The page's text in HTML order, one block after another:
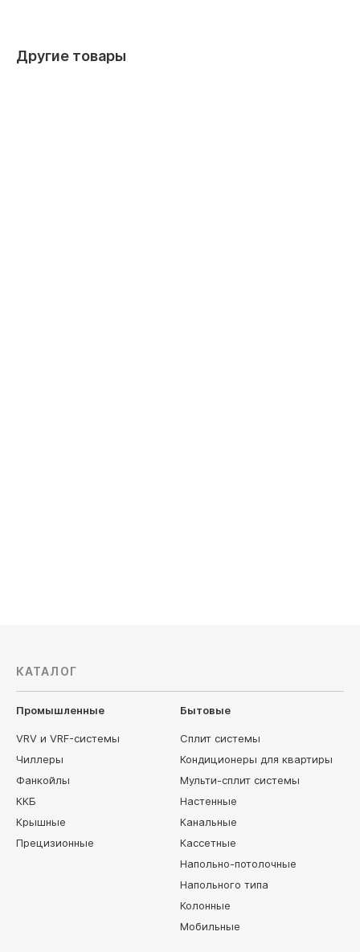
Другие товары
КАТАЛОГ
Промышленные
VRV и VRF-системы
Чиллеры
Фанкойлы
ККБ
Крышные
Прецизионные
Бытовые
Сплит системы
Кондиционеры для квартиры
Мульти-сплит системы
Настенные
Канальные
Кассетные
Напольно-потолочные
Напольного типа
Колонные
Мобильные